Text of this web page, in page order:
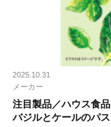
2025.10.31
メーカー
注目製品／ハウス食
バジルとケールのパス